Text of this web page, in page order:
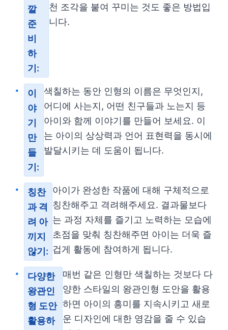
깔
준
비
하
기:
천 조각을 붙여 꾸미는 것도 좋은 방법입
니다.
이
야
기
만
들
기:
색칠하는 동안 인형의 이름은 무엇인지,
어디에 사는지, 어떤 친구들과 노는지 등
아이와 함께 이야기를 만들어 보세요. 이
는 아이의 상상력과 언어 표현력을 동시에
발달시키는 데 도움이 됩니다.
칭찬
과 격
려 아
끼지
않기:
아이가 완성한 작품에 대해 구체적으로
칭찬해주고 격려해주세요. 결과물보다
는 과정 자체를 즐기고 노력하는 모습에
초점을 맞춰 칭찬해주면 아이는 더욱 즐
겁게 활동에 참여하게 됩니다.
다양한
왕관인
형 도안
활용하
매번 같은 인형만 색칠하는 것보다 다
양한 스타일의 왕관인형 도안을 활용
하면 아이의 흥미를 지속시키고 새로
운 디자인에 대한 영감을 줄 수 있습